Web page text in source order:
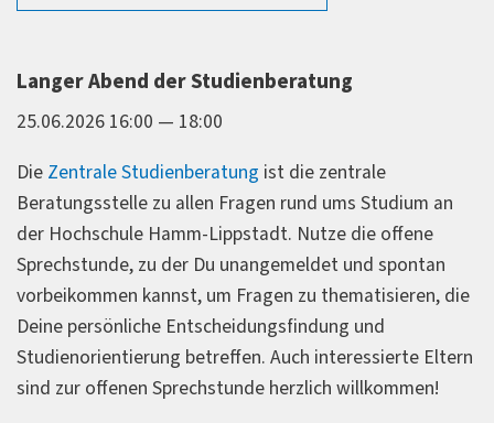
Langer Abend der Studienberatung
25.06.2026 16:00 — 18:00
Die Zentrale Studienberatung ist die zentrale
Beratungsstelle zu allen Fragen rund ums Studium an
der Hochschule Hamm-Lippstadt. Nutze die offene
Sprechstunde, zu der Du unangemeldet und spontan
vorbeikommen kannst, um Fragen zu thematisieren, die
Deine persönliche Entscheidungsfindung und
Studienorientierung betreffen. Auch interessierte Eltern
sind zur offenen Sprechstunde herzlich willkommen!